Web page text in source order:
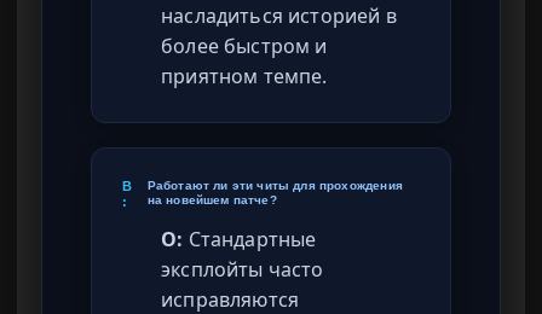
насладиться историей в
более быстром и
приятном темпе.
В
:
Работают ли эти читы для прохождения
на новейшем патче?
О: Стандартные
эксплойты часто
исправляются